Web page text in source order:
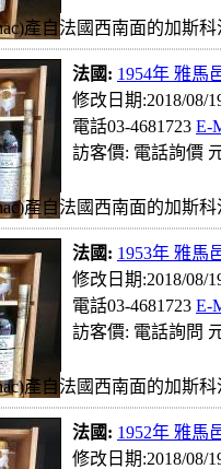
產自法國西南面的加斯
法國: 1954年 雅馬
修改日期:2018/08/
電話03-4681723 E-
訪客價: 電話詢價
產自法國西南面的加斯
法國: 1953年 雅馬
修改日期:2018/08/
電話03-4681723 E-
訪客價: 電話詢問
產自法國西南面的加斯
法國: 1952年 雅馬
修改日期:2018/08/